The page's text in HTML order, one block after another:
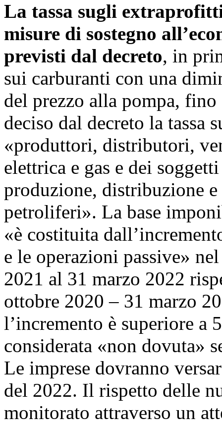
La tassa sugli
misure di sostegno
previsti dal decreto, in
sui carburanti con una
del prezzo alla pompa,
deciso dal decreto la tassa
«produttori, distributori,
elettrica e gas e dei
produzione, distribuzione
petroliferi». La base
«è costituita
e le operazioni passive»
2021 al 31 marzo 2022
ottobre 2020 – 31 marzo
l’incremento è superiore a
considerata «non dovuta»
Le imprese dovranno
del 2022. Il rispetto delle
monitorato attraverso un